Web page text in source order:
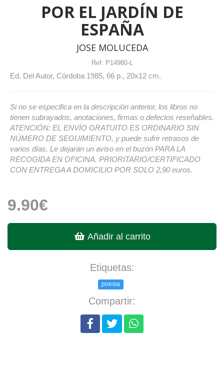
POR EL JARDÍN DE
ESPAÑA
JOSE MOLUCEDA
Ref: P14980-L
Ed. Del Autor, Córdoba 1985, 66 p., 20x12 cm.
Si no se especifica en la descripción anterior, los libros no
tienen subrayados, anotaciones, firmas o defectos reseñables.
ATENCIÓN: EL ENVÍO GRATUITO ES ORDINARIO SIN
NÚMERO DE SEGUIMIENTO, y puede sufrir retrasos de
varios días. Le dejarán un aviso en el buzón PARA LA
RECOGIDA EN OFICINA. PRIORITARIO/CERTIFICADO
CON ENTREGA A DOMICILIO POR SOLO 2,90 euros.
9.90€
Añadir al carrito
Etiquetas:
poesia
Compartir: